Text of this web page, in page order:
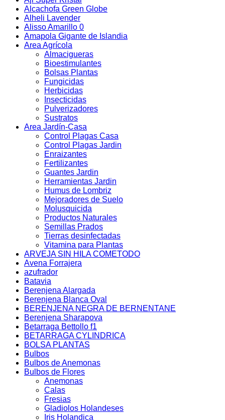
Alcachofa Green Globe
Alheli Lavender
Alisso Amarillo 0
Amapola Gigante de Islandia
Area Agrícola
Almacigueras
Bioestimulantes
Bolsas Plantas
Fungicidas
Herbicidas
Insecticidas
Pulverizadores
Sustratos
Area Jardín-Casa
Control Plagas Casa
Control Plagas Jardin
Enraizantes
Fertilizantes
Guantes Jardin
Herramientas Jardin
Humus de Lombriz
Mejoradores de Suelo
Molusquicida
Productos Naturales
Semillas Prados
Tierras desinfectadas
Vitamina para Plantas
ARVEJA SIN HILA COMETODO
Avena Forrajera
azufrador
Batavia
Berenjena Alargada
Berenjena Blanca Oval
BERENJENA NEGRA DE BERNENTANE
Berenjena Sharapova
Betarraga Bettollo f1
BETARRAGA CYLINDRICA
BOLSA PLANTAS
Bulbos
Bulbos de Anemonas
Bulbos de Flores
Anemonas
Calas
Fresias
Gladiolos Holandeses
Iris Holandica